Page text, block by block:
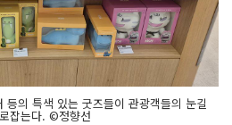
의 특색 있는 굿즈들이 관광객들의 눈길
잡는다. ©정향선